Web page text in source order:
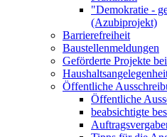
"Demokratie -
(Azubiprojekt)
Barrierefreiheit
Baustellenmeldungen
Geförderte Projekte
Öffentliche
Öffentliche
beabsichtigte